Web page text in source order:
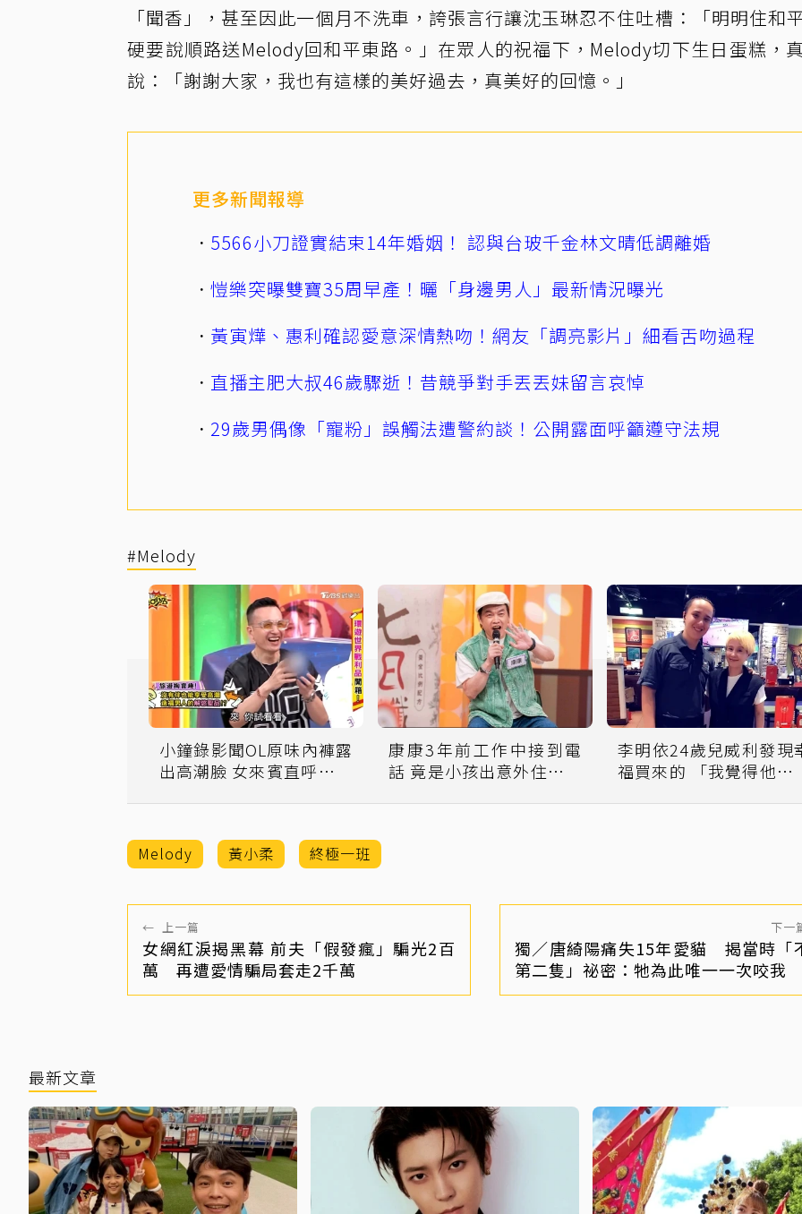
「聞香」，甚至因此一個月不洗車，誇張言行讓沈玉琳忍不住吐槽：「明明住和
硬要說順路送Melody回和平東路。」在眾人的祝福下，Melody切下生日蛋糕，
說：「謝謝大家，我也有這樣的美好過去，真美好的回憶。」
更多新聞報導
5566小刀證實結束14年婚姻！ 認與台玻千金林文晴低調離婚
愷樂突曝雙寶35周早產！曬「身邊男人」最新情況曝光
黃寅燁、惠利確認愛意深情熱吻！網友「調亮影片」細看舌吻過程
直播主肥大叔46歲驟逝！昔競爭對手丟丟妹留言哀悼
29歲男偶像「寵粉」誤觸法遭警約談！公開露面呼籲遵守法規
#Melody
小鐘錄影聞OL原味內褲露
出高潮臉 女來賓直呼「好
康康3年前工作中接到電
話 竟是小孩出意外住進加
李明依24歲兒威利發現
福買來的 「我覺得他很噁
Melody 黃小柔 終極一班
← 上一篇
女網紅淚揭黑幕 前夫「假發瘋」騙光2百
萬 再遭愛情騙局套走2千萬
下一
獨／唐綺陽痛失15年愛貓 揭當時「
第二隻」祕密：牠為此唯一一次咬我
最新文章